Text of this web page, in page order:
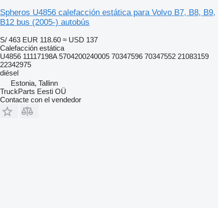
Spheros U4856 calefacción estática para Volvo B7, B8, B9,
B12 bus (2005-) autobús
S/ 463 EUR 118.60 ≈ USD 137
Calefacción estática
U4856 11117198A 5704200240005 70347596 70347552 21083159
22342975
diésel
Estonia, Tallinn
TruckParts Eesti OÜ
Contacte con el vendedor